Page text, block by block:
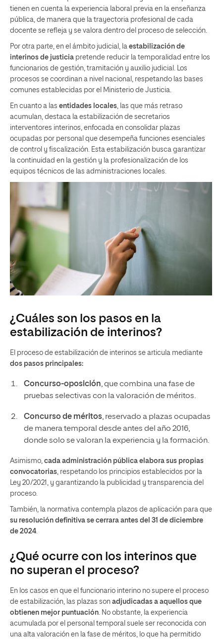
tienen en cuenta la experiencia laboral previa en la enseñanza
pública, de manera que la trayectoria profesional de cada
docente se refleja y se valora dentro del proceso de selección.
Por otra parte, en el ámbito judicial, la estabilización de
interinos de justicia pretende reducir la temporalidad entre los
funcionarios de gestión, tramitación y auxilio judicial. Los
procesos se coordinan a nivel nacional, respetando las bases
comunes establecidas por el Ministerio de Justicia.
En cuanto a las entidades locales , las que más retraso
acumulan, destaca la estabilización de secretarios
interventores interinos, enfocada en consolidar plazas
ocupadas por personal que desempeña funciones esenciales
de control y fiscalización. Esta estabilización busca garantizar
la continuidad en la gestión y la profesionalización de los
equipos técnicos de las administraciones locales.
¿Cuáles son los pasos en la
estabilización de interinos?
El proceso de estabilización de interinos se articula mediante
dos pasos principales:
Concurso-oposición, que combina una fase de
pruebas selectivas con la valoración de méritos.
Concurso de méritos, reservado a plazas ocupadas
de manera temporal desde antes del año 2016,
donde solo se valoran la experiencia y la formación.
Asimismo, cada administración pública elabora sus propias
convocatorias, respetando los principios establecidos por la
Ley 20/2021, y garantizando la publicidad y transparencia del
proceso.
También, la normativa contempla plazos de aplicación para que
su resolución definitiva se cerrara antes del 31 de diciembre
de 2024.
¿Qué ocurre con los interinos que
no superan el proceso?
En los casos en que el funcionario interino no supere el proceso
de estabilización, las plazas son adjudicadas a aquellos que
obtienen mejor puntuación. No obstante, la experiencia
acumulada por el personal temporal suele ser reconocida con
una alta valoración en la fase de méritos, lo que ha permitido